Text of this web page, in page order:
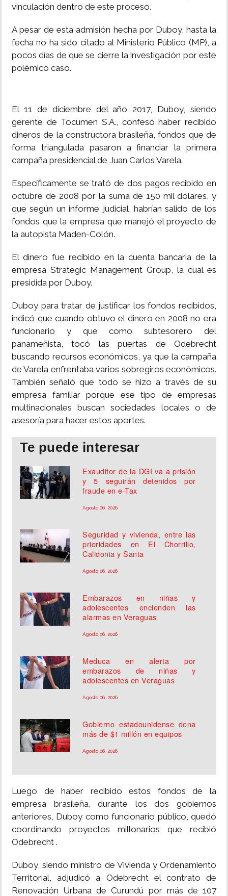
vinculación dentro de este proceso.
A pesar de esta admisión hecha por Duboy, hasta la
fecha no ha sido citado al Ministerio Público (MP), a
pocos días de que se cierre la investigación por este
polémico caso.
El 11 de diciembre del año 2017, Duboy, siendo
gerente de Tocumen S.A., confesó haber recibido
dineros de la constructora brasileña, fondos que de
forma triangulada pasaron a financiar la primera
campaña presidencial de Juan Carlos Varela.
Específicamente se trató de dos pagos recibido en
octubre de 2008 por la suma de 150 mil dólares, y
que según un informe judicial, habrían salido de los
fondos que la empresa que manejó el proyecto de
la autopista Maden-Colón.
El dinero fue recibido en la cuenta bancaria de la
empresa Strategic Management Group, la cual es
presidida por Duboy.
Duboy para tratar de justificar los fondos recibidos,
indicó que cuando obtuvo el dinero en 2008 no era
funcionario y que como subtesorero del
panameñista, tocó las puertas de Odebrecht
buscando recursos económicos, ya que la campaña
de Varela enfrentaba varios sobregiros económicos.
También señaló que todo se hizo a través de su
empresa familiar porque ese tipo de empresas
multinacionales buscan sociedades locales o de
asesoría para hacer estos aportes.
Te puede interesar
Exauditor de la DGI va a prisión
y 5 seguirán detenidos por
fraude en e-Tax
Agosto 06, 2026
Seguridad y vivienda, entre las
prioridades en El Chorrillo,
Calidonia y Santa
Agosto 06, 2026
Embarazos en niñas y
adolescentes encienden las
alarmas en Veraguas
Agosto 06, 2026
Meduca en alerta por
embarazos de niñas y
adolescentes en Veraguas
Agosto 06, 2026
Gobierno estadounidense dona
más de $1 millón en equipos
Agosto 06, 2026
Luego de haber recibido estos fondos de la
empresa brasileña, durante los dos gobiernos
anteriores, Duboy como funcionario público, quedó
coordinando proyectos millonarios que recibió
Odebrecht .
Duboy, siendo ministro de Vivienda y Ordenamiento
Territorial, adjudicó a Odebrecht el contrato de
Renovación Urbana de Curundú por más de 107